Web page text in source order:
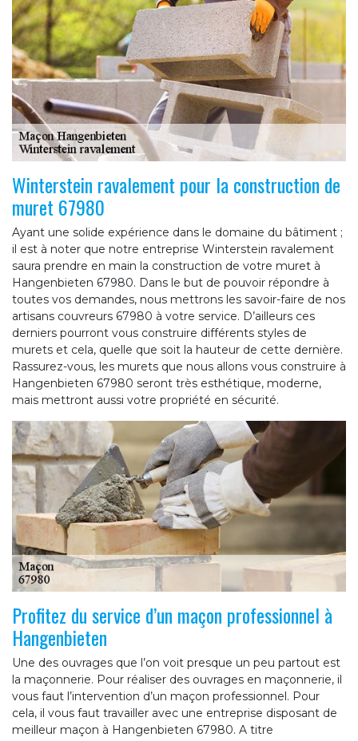
Winterstein ravalement pour la construction de
muret 67980
Ayant une solide expérience dans le domaine du bâtiment ;
il est à noter que notre entreprise Winterstein ravalement
saura prendre en main la construction de votre muret à
Hangenbieten 67980. Dans le but de pouvoir répondre à
toutes vos demandes, nous mettrons les savoir-faire de nos
artisans couvreurs 67980 à votre service. D’ailleurs ces
derniers pourront vous construire différents styles de
murets et cela, quelle que soit la hauteur de cette dernière.
Rassurez-vous, les murets que nous allons vous construire à
Hangenbieten 67980 seront très esthétique, moderne,
mais mettront aussi votre propriété en sécurité.
Profitez du service d’un maçon professionnel à
Hangenbieten
Une des ouvrages que l’on voit presque un peu partout est
la maçonnerie. Pour réaliser des ouvrages en maçonnerie, il
vous faut l’intervention d’un maçon professionnel. Pour
cela, il vous faut travailler avec une entreprise disposant de
meilleur maçon à Hangenbieten 67980. A titre